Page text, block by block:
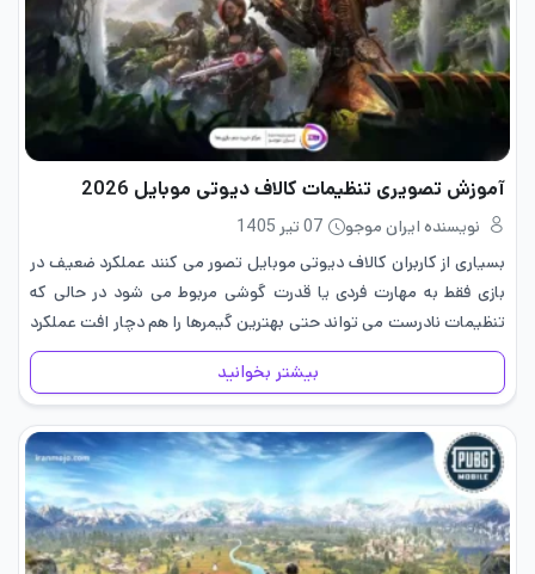
آموزش تصویری تنظیمات کالاف دیوتی موبایل 2026
نویسنده ایران موجو
07 تیر 1405
بسیاری از کاربران کالاف دیوتی موبایل تصور می کنند عملکرد ضعیف در
بازی فقط به مهارت فردی یا قدرت گوشی مربوط می شود در حالی‌ که
تنظیمات نادرست می تواند حتی بهترین گیمرها را هم دچار افت عملکرد
کند. برای…
بیشتر بخوانید